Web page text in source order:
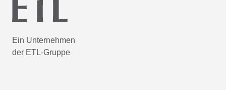
Ein Unternehmen
der ETL-Gruppe